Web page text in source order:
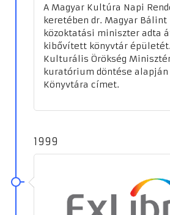
A Magyar Kultúra Napi
keretében dr. Magyar Bálint
közoktatási miniszter adta
kibővített könyvtár
Kulturális Örökség
kuratórium döntése alapján
Könyvtára címet.
1999